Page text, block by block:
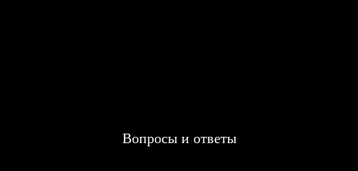
Вопросы и ответы